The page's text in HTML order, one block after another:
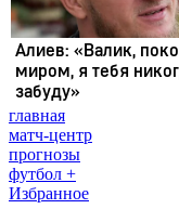
главная
матч-центр
прогнозы
футбол +
Избранное